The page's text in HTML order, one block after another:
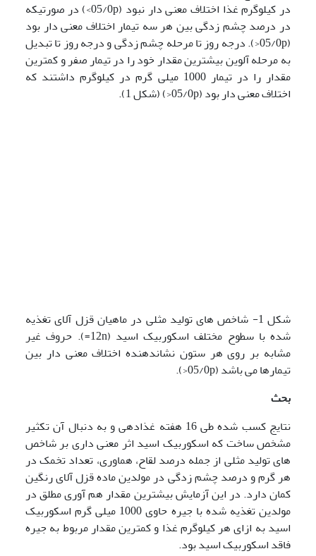
در کیلوگرم غذا اختلاف معنی دار نبود (05/0p>) در صورتیکه
در درصد چشم زدگی بین هر سه تیمار اختلاف معنی دار بود
(05/0p<). درجه روز تا مرحله چشم زدگی و درجه روز تا تبدیل
به مرحله آلوین بیشترین مقدار خود را در تیمار صفر و کمترین
مقدار را در تیمار 1000 میلی گرم در کیلوگرم داشتند که
اختلاف معنی دار بود (05/0p<) (شکل 1).
شکل 1- شاخص های تولید مثلی در ماهیان قزل آلای تغذیه
شده با سطوح مختلف اسکوربیک اسید (12n=). حروف غیر
مشابه بر روی هر ستون نشاندهنده اختلاف معنی دار بین
تیمارها می باشد (05/0p<).
بحث
نتایج کسب شده طی 16 هفته غذادهی و به دنبال آن تکثیر
مشخص ساخت که اسکوربیک اسید اثر معنی داری بر شاخص
های تولید مثلی از جمله درصد لقاح، هماوری، تعداد تخمک در
هر گرم و درصد چشم زدگی در مولدین ماده قزل آلای رنگین
کمان دارد. در این آزمایش بیشترین مقدار هم آوری مطلق در
مولدین تغذیه شده با جیره حاوی 1000 میلی گرم اسکوربیک
اسید به ازای هر کیلوگرم غذا و کمترین مقدار مربوط به جیره
فاقد اسکوربیک اسید بود.